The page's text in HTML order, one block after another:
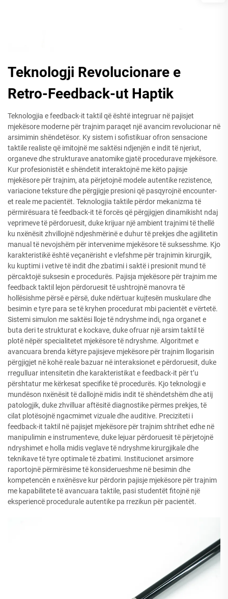
Teknologji Revolucionare e
Retro-Feedback-ut Haptik
Teknologjia e feedback-it taktil që është integruar në pajisjet
mjekësore moderne për trajnim paraqet një avancim revolucionar në
arsimimin shëndetësor. Ky sistem i sofistikuar ofron sensacione
taktile realiste që imitojnë me saktësi ndjenjën e indit të njeriut,
organeve dhe strukturave anatomike gjatë procedurave mjekësore.
Kur profesionistët e shëndetit interaktojnë me këto pajisje
mjekësore për trajnim, ata përjetojnë modele autentike rezistence,
variacione teksture dhe përgjigje presioni që pasqyrojnë encounter-
et reale me pacientët. Teknologjia taktile përdor mekanizma të
përmirësuara të feedback-it të forcës që përgjigjen dinamikisht ndaj
veprimeve të përdoruesit, duke krijuar një ambient trajnimi të thellë
ku nxënësit zhvillojnë ndjeshmërinë e duhur të prekjes dhe agjilitetin
manual të nevojshëm për intervenime mjekësore të suksesshme. Kjo
karakteristikë është veçanërisht e vlefshme për trajnimin kirurgjik,
ku kuptimi i vetive të indit dhe zbatimi i saktë i presionit mund të
përcaktojë suksesin e procedurës. Pajisja mjekësore për trajnim me
feedback taktil lejon përdoruesit të ushtrojnë manovra të
hollësishme përsë e përsë, duke ndërtuar kujtesën muskulare dhe
besimin e tyre para se të kryhen procedurat mbi pacientët e vërtetë.
Sistemi simulon me saktësi lloje të ndryshme indi, nga organet e
buta deri te strukturat e kockave, duke ofruar një arsim taktil të
plotë nëpër specialitetet mjekësore të ndryshme. Algoritmet e
avancuara brenda këtyre pajisjeve mjekësore për trajnim llogarisin
përgjigjet në kohë reale bazuar në interaksionet e përdoruesit, duke
rregulluar intensitetin dhe karakteristikat e feedback-it për t’u
përshtatur me kërkesat specifike të procedurës. Kjo teknologji e
mundëson nxënësit të dallojnë midis indit të shëndetshëm dhe atij
patologjik, duke zhvilluar aftësitë diagnostike përmes prekjes, të
cilat plotësojnë ngacmimet vizuale dhe auditive. Preciziteti i
feedback-it taktil në pajisjet mjekësore për trajnim shtrihet edhe në
manipulimin e instrumenteve, duke lejuar përdoruesit të përjetojnë
ndryshimet e holla midis veglave të ndryshme kirurgjikale dhe
teknikave të tyre optimale të zbatimi. Institucionet arsimore
raportojnë përmirësime të konsiderueshme në besimin dhe
kompetencën e nxënësve kur përdorin pajisje mjekësore për trajnim
me kapabilitete të avancuara taktile, pasi studentët fitojnë një
eksperiencë procedurale autentike pa rrezikun për pacientët.